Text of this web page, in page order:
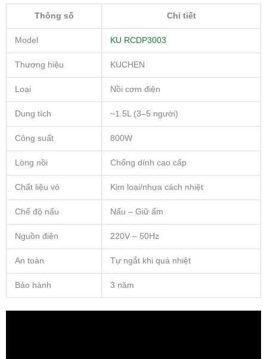
Thông số Chi tiết
Model KU RCDP3003
Thương hiệu KUCHEN
Loại Nồi cơm điện
Dung tích ~1.5L (3–5 người)
Công suất 800W
Lòng nồi Chống dính cao cấp
Chất liệu vỏ Kim loại/nhựa cách nhiệt
Chế độ nấu Nấu – Giữ ấm
Nguồn điện 220V – 50Hz
An toàn Tự ngắt khi quá nhiệt
Bảo hành 3 năm